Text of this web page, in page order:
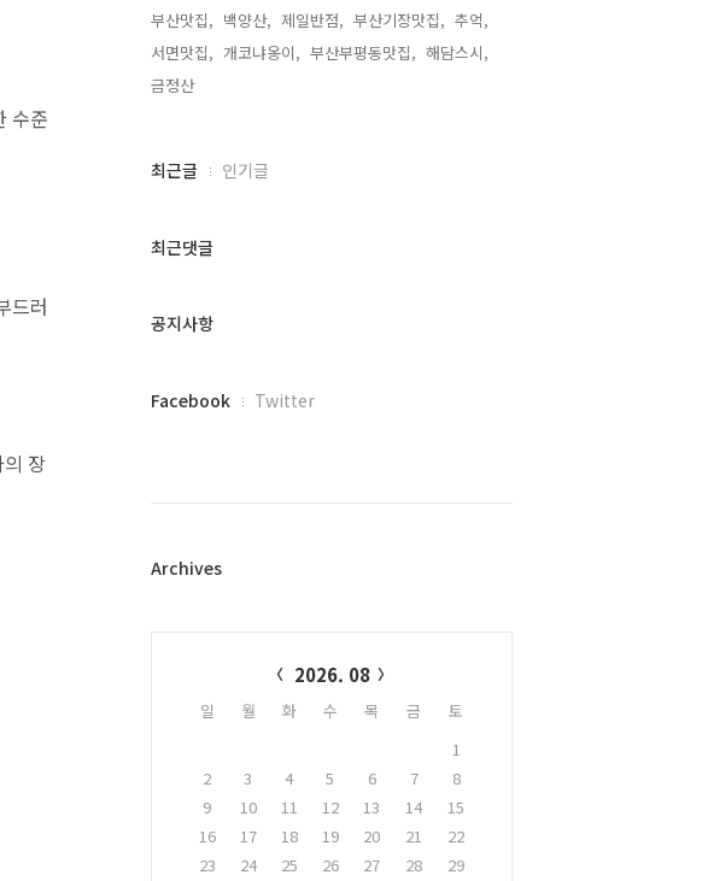
수준
드러
장
부산맛집, 백양산, 제일반점, 부산기장맛집, 추억,
서면맛집, 개코냐옹이, 부산부평동맛집, 해담스시,
금정산,
최
과
글
최근글 인기글
최근댓글
공지사항
페
플
Facebook Twitter
Archives
2026. 08
일 월 화 수 목 금
토
1
2
3 4 5 6 7
8
9
10 11 12 13 14
15
16
17 18 19 20 21
22
23
24 25 26 27 28
29